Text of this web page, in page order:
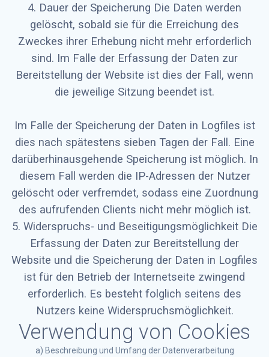
4. Dauer der Speicherung Die Daten werden
gelöscht, sobald sie für die Erreichung des
Zweckes ihrer Erhebung nicht mehr erforderlich
sind. Im Falle der Erfassung der Daten zur
Bereitstellung der Website ist dies der Fall, wenn
die jeweilige Sitzung beendet ist.
Im Falle der Speicherung der Daten in Logfiles ist
dies nach spätestens sieben Tagen der Fall. Eine
darüberhinausgehende Speicherung ist möglich. In
diesem Fall werden die IP-Adressen der Nutzer
gelöscht oder verfremdet, sodass eine Zuordnung
des aufrufenden Clients nicht mehr möglich ist.
5. Widerspruchs- und Beseitigungsmöglichkeit Die
Erfassung der Daten zur Bereitstellung der
Website und die Speicherung der Daten in Logfiles
ist für den Betrieb der Internetseite zwingend
erforderlich. Es besteht folglich seitens des
Nutzers keine Widerspruchsmöglichkeit.
Verwendung von Cookies
a) Beschreibung und Umfang der Datenverarbeitung